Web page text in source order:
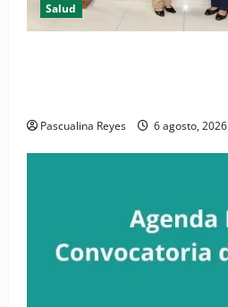
Salud
Pascualina Reyes 6 agosto, 2026